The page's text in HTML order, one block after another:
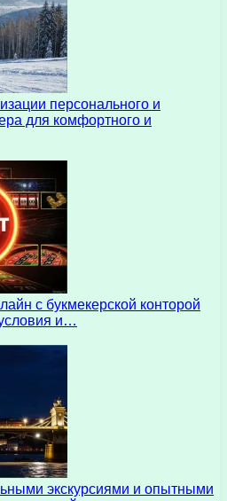
персонального и
для комфортного и
с букмекерской конторой
и…
экскурсиями и опытными